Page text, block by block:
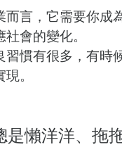
言，它需要你成
會的變化。
慣有很多，有時
。
懶洋洋、拖